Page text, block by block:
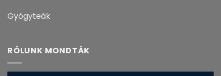
Gyógyteák
RÓLUNK MONDTÁK